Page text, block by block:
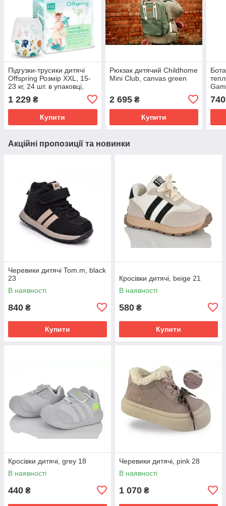
Підгузки-трусики дитячі
Offspring Розмір XXL, 15-
23 кг, 24 шт. в упаковці,
1 229 ₴
Купити
Рюкзак дитячий Childhome
Mini Club, canvas green
2 695₴
Купити
740
Акційні пропозиції та новинки
Черевики дитячі Tom.m, black
23
В наявності
840 ₴
Купити
Кросівки дитячі, beige 21
В наявності
580 ₴
Купити
Кросівки дитячі, grey 18
В наявності
440 ₴
Черевики дитячі, pink 28
В наявності
1 070 ₴